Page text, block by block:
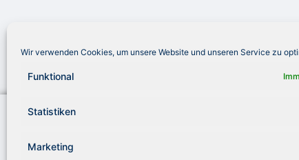
Wir verwenden Cookies, um unsere Website und unseren Service zu
Funktional
Statistiken
Marketing